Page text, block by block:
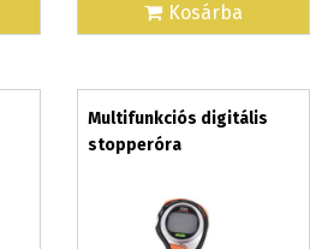
Kosárba
Multifunkciós digitális
stopperóra